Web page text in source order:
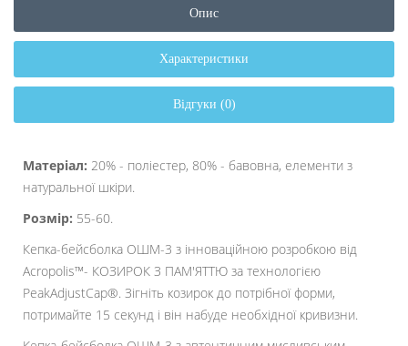
Опис
Характеристики
Відгуки (0)
Матеріал: 20% - поліеcтер, 80% - бавовна, елементи з
натуральної шкіри.
Розмір: 55-60.
Кепка-бейсболка ОШМ-3 з інноваційною розробкою від
Acropolis™- КОЗИРОК З ПАМ'ЯТТЮ за технологією
PeakAdjustCap®. Зігніть козирок до потрібної форми,
потримайте 15 секунд і він набуде необхідної кривизни.